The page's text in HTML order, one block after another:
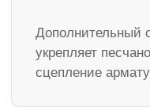
Дополнительный
укрепляет
сцепление